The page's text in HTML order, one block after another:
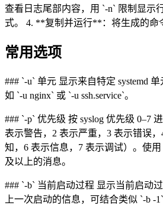
查看日志尾部内容，用 `-n` 限制显示
式。 4. **复制并运行**：将生成的命
常用选项
### `-u` 单元 显示来自特定 systemd
如 `-u nginx` 或 `-u ssh.service`。
### `-p` 优先级 按 syslog 优先级 0–7
表示警告，2 表示严重，3 表示错误
知，6 表示信息，7 表示调试）。使用
及以上的消息。
### `-b` 当前启动过程 显示当前启动
上一次启动的信息，可结合类似 `-b -